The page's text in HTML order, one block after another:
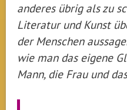
anderes übrig als zu
Literatur und Kunst
der Menschen
wie man das eigene
Mann, die Frau und